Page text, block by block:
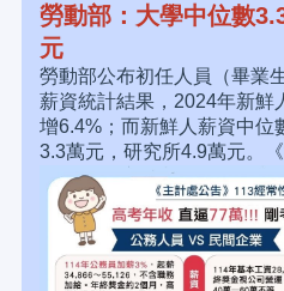
勞動部：大學中位數
元
勞動部公布初任人員（畢業
薪資統計結果，2024年新鮮
增6.4%；而新鮮人薪資中位
3.3萬元，研究所4.9萬元。